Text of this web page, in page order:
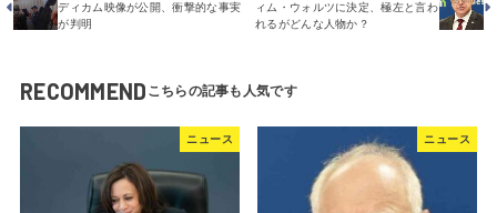
ディカム映像が公開、衝撃的な事実
が判明
ィム・ウォルツに決定、極左と言わ
れるがどんな人物か？
RECOMMEND
ニュース ニュース